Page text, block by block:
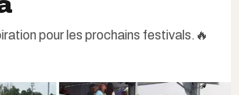
pour les prochains festivals.🔥